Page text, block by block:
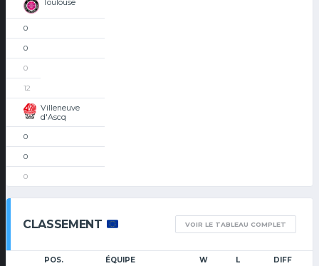
Toulouse
0
0
0
12
Villeneuve
d'Ascq
0
0
0
CLASSEMENT VOIR LE TABLEAU COMPLET
POS. ÉQUIPE W L DIFF